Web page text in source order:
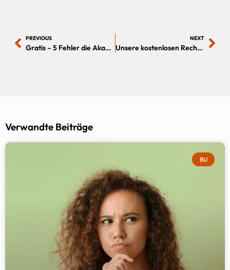
PREVIOUS
Gratis – 5 Fehler die Akademiker in den ersten fünf Jahren über 10000 eur kosten
NEXT
Unsere kostenlosen Rechner und Tools
Verwandte Beiträge
BU